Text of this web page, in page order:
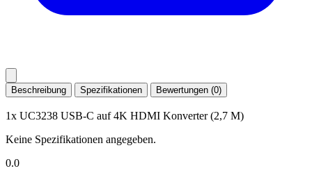
Beschreibung Spezifikationen Bewertungen (0)
1x UC3238 USB-C auf 4K HDMI Konverter (2,7 M)
Keine Spezifikationen angegeben.
0.0